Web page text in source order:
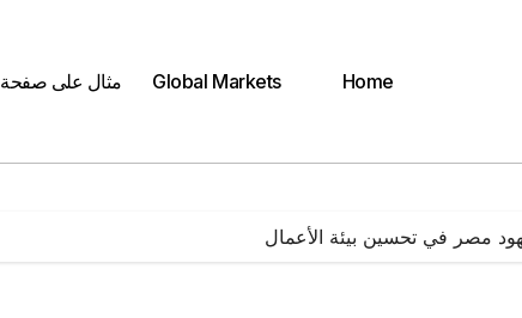
Home
Global Markets مثال على صفحة
مصر في تحسين بيئة الأعمال